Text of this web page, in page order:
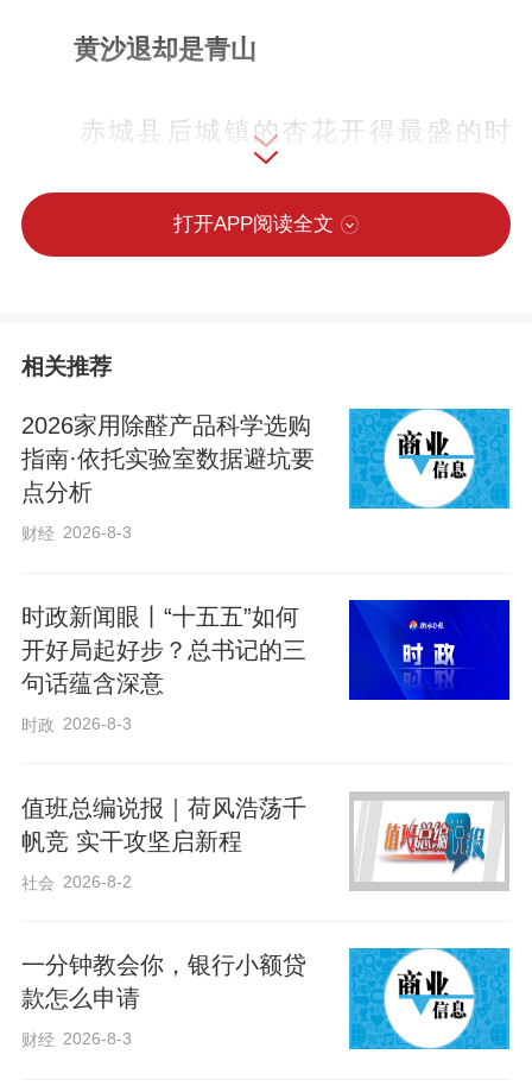
黄沙退却是青山
赤城县后城镇的杏花开得最盛的时
候，村民闫志国总爱到山上转转。曾几何
时，“风沙南侵要塞”是这片土地沉重的注
脚。
程全面铺开，林业局的人来动员种树，老
父亲拿着锄头梗着脖子：“把玉米地刨了种
树，喝西北风？”后来政府承诺每年补粮补
钱，老人才松了口。如今那片坡地早成了
经济林，曾经裸露的黄土坡被绿意覆盖。
来，全市累计完成营造林1661.9万亩。张
家口由沙尘暴加强区变为减弱区，初步形
成了抵御风沙南侵的第一道生态屏障。昔
日“黄沙满天飞、流沙压塌房”的风沙通道成
修复的笔触亦在湿地间挥洒。“起初在
康巴诺尔湖上想拍摄到一种新鸟种的确很
的变迁。2018年，“退耕还湖”的号角吹
响，一场历时七载的整治拉开大幕。休耕
打开APP阅读全文
相关推荐
2026家用除醛产品科学选购
指南·依托实验室数据避坑要
点分析
财经 2026-8-3
时政新闻眼丨“十五五”如何
开好局起好步？总书记的三
句话蕴含深意
时政 2026-8-3
值班总编说报｜荷风浩荡千
帆竞 实干攻坚启新程
社会 2026-8-2
一分钟教会你，银行小额贷
款怎么申请
财经 2026-8-3